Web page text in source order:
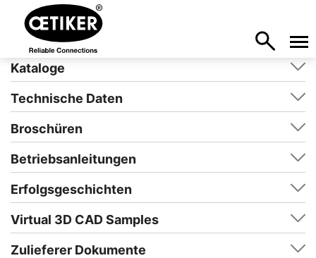
Kataloge
Technische Daten
Broschüren
Betriebsanleitungen
Erfolgsgeschichten
Virtual 3D CAD Samples
Zulieferer Dokumente